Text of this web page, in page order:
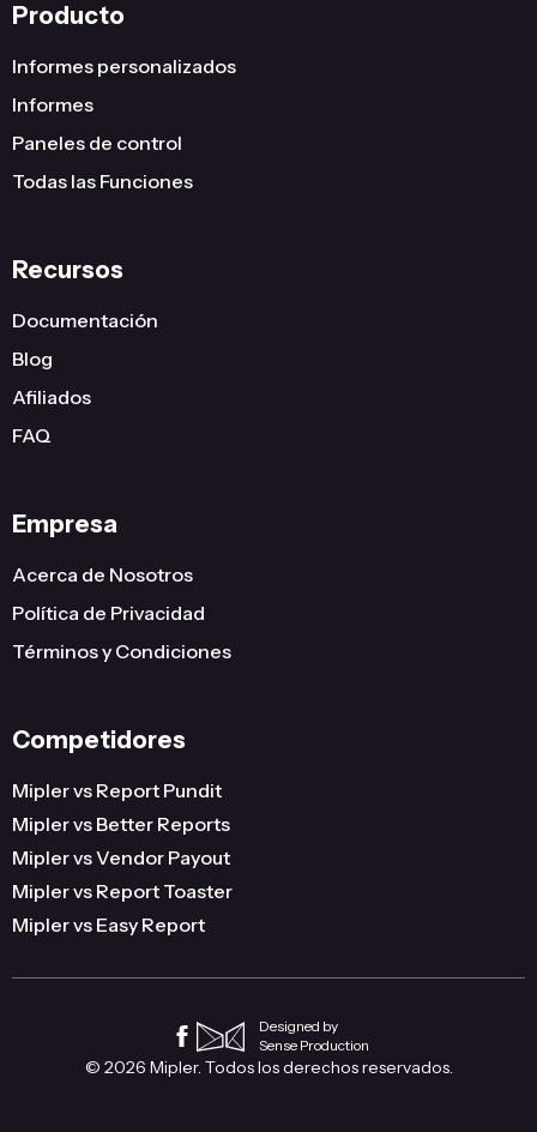
Producto
Informes personalizados
Informes
Paneles de control
Todas las Funciones
Recursos
Documentación
Blog
Afiliados
FAQ
Empresa
Acerca de Nosotros
Política de Privacidad
Términos y Condiciones
Competidores
Mipler vs Report Pundit
Mipler vs Better Reports
Mipler vs Vendor Payout
Mipler vs Report Toaster
Mipler vs Easy Report
Designed by
Sense Production
© 2026 Mipler. Todos los derechos reservados.